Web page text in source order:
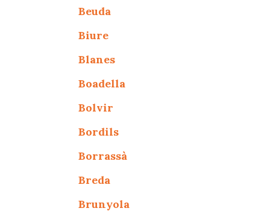
Beuda
Biure
Blanes
Boadella
Bolvir
Bordils
Borrassà
Breda
Brunyola